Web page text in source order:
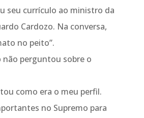
seu currículo ao ministro da
Cardozo. Na conversa,
no peito”.
não perguntou sobre o
como era o meu perfil.
no Supremo para